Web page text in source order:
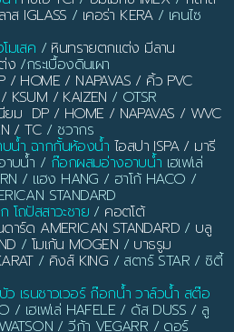
าส IGLASS / เคอร่า KERA/ เคนไซ
มเสค / หินทรายตกแต่ง มีลาน
ง /กระเบื้องดินเผา
/ HOME / NAPAVAS / คิ้ว PVC
KSUM / KAIZEN / OTSR
ยม DP / HOME / NAPAVAS / WVC
/ TC / ชวากร
น้ำ ฉากกั้นห้องน้ำ ไอสปา ISPA / มารี
าบน้ำ / ก๊อกผสมอ่างอาบน้ำ เฮเฟเล่
/ แฮง HANG / ฮาโก้ HACO /
STANDARD
ถปัสสาวะชาย / คอตโต้
าร์ด AMERICAN STANDARD / บลู
/ โมเก้น MOGEN / บาธรูม
/ คิงส์ KING / สตาร์ STAR / ซิตี้
เรนชาวเวอร์ ก๊อกน้ำ วาล์วน้ำ สต๊อ
/ เฮเฟเล่ HAFELE / ดัส DUSS / ลู
/ วีก้า VEGARR / ดอร์